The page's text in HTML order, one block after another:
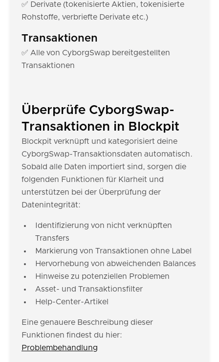
✅ Derivate (tokenisierte Aktien, tokenisierte
Rohstoffe, verbriefte Derivate etc.)
Transaktionen
✅ Alle von CyborgSwap bereitgestellten
Transaktionen
Überprüfe CyborgSwap-
Transaktionen in Blockpit
Blockpit verknüpft und kategorisiert deine
CyborgSwap-Transaktionsdaten automatisch.
Sobald alle Daten importiert sind, sorgen die
folgenden Funktionen für Klarheit und
unterstützen bei der Überprüfung der
Datenintegrität:
Identifizierung von nicht verknüpften
Transfers
Markierung von Transaktionen ohne Label
Hervorhebung von abweichenden Balances
Hinweise zu potenziellen Problemen
Asset- und Transaktionsfilter
Help-Center-Artikel
Eine genauere Beschreibung dieser
Funktionen findest du hier:
Problembehandlung